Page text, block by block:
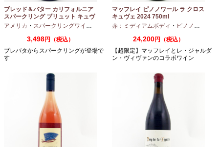
ブレッド＆バター カリフォルニア
スパークリング ブリュット キュヴ
ェ NV 750ml
アメリカ ・ スパークリングワイン シャルドネ
3,498円（税込）
ブレバタからスパークリングが登場で
す
マッフレイ ピノノワール ラ クロス
キュヴェ 2024 750ml
赤：ミディアムボディ ・ ピノノワール
24,200円（税込）
【超限定】マッフレイとレ・ジャルダ
ン・ヴィヴァンのコラボワイン